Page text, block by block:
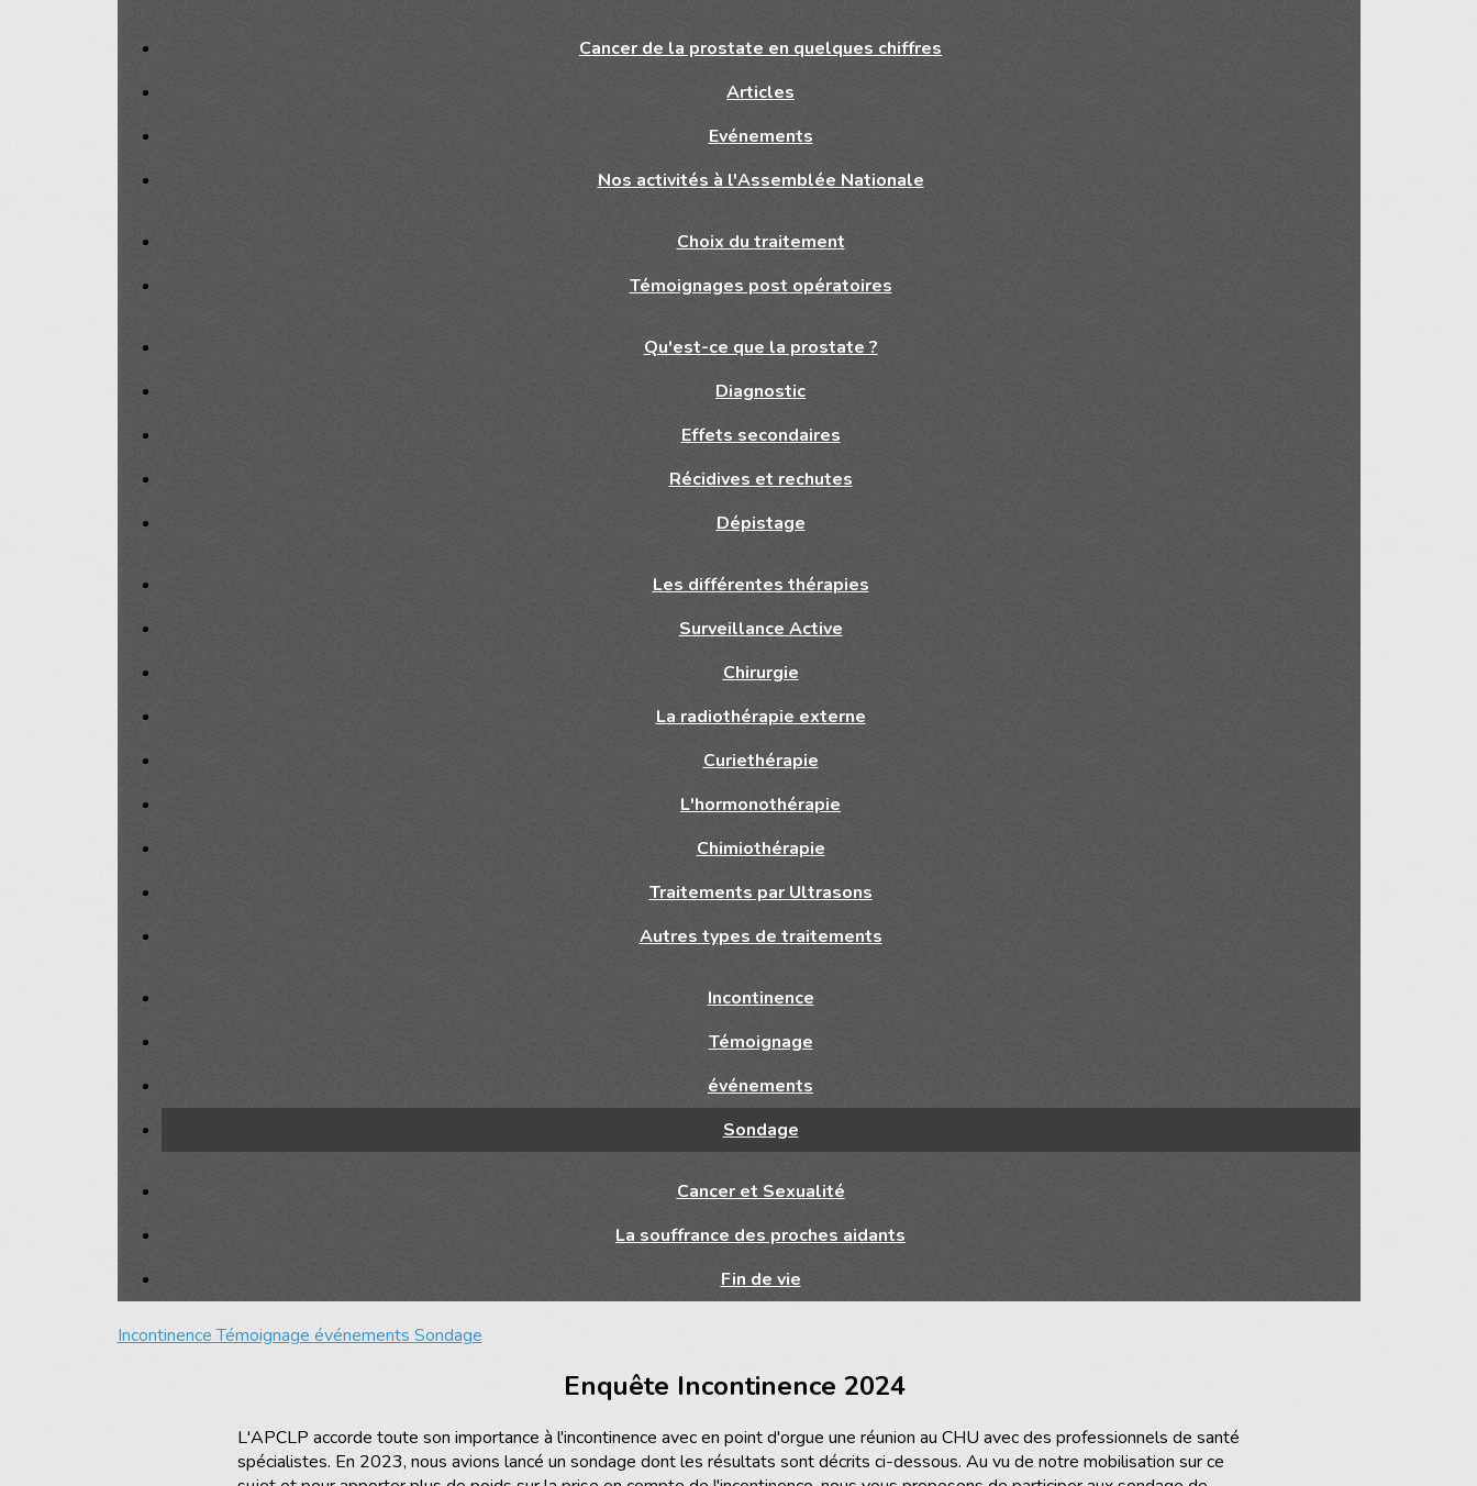
Cancer de la prostate en quelques chiffres
Articles
Evénements
Nos activités à l'Assemblée Nationale
Choix du traitement
Témoignages post opératoires
Qu'est-ce que la prostate ?
Diagnostic
Effets secondaires
Récidives et rechutes
Dépistage
Les différentes thérapies
Surveillance Active
Chirurgie
La radiothérapie externe
Curiethérapie
L'hormonothérapie
Chimiothérapie
Traitements par Ultrasons
Autres types de traitements
Incontinence
Témoignage
événements
Sondage
Cancer et Sexualité
La souffrance des proches aidants
Fin de vie
IncontinenceTémoignage événements Sondage
Enquête Incontinence 2024
L'APCLP accorde toute son importance à l'incontinence avec en point d'orgue une réunion au CHU avec des professionnels de santé
spécialistes. En 2023, nous avions lancé un sondage dont les résultats sont décrits ci-dessous. Au vu de notre mobilisation sur ce